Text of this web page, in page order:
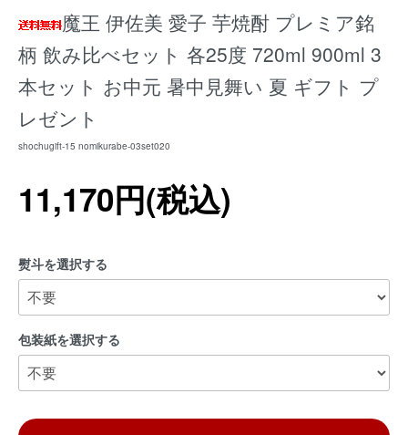
魔王 伊佐美 愛子 芋焼酎 プレミア銘
柄 飲み比べセット 各25度 720ml 900ml 3
本セット お中元 暑中見舞い 夏 ギフト プ
レゼント
shochugift-15 nomikurabe-03set020
11,170円(税込)
熨斗を選択する
包装紙を選択する